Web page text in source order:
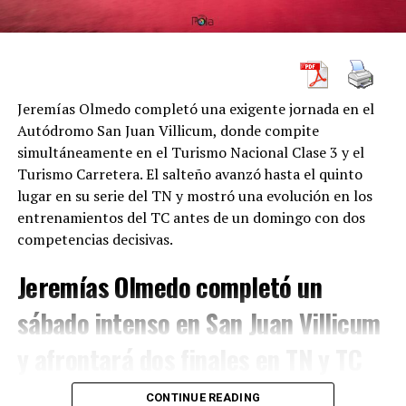
su ventaja.
El Corsi Sport se mantiene
como escolta
En elCampeonato de Equipos, el segundo lugar quedó
en manos delCorsi Sport, que suma62 puntos. La
estructura de Christian Corsi tuvo una fecha positiva en
Concordia gracias alsegundo puesto de Gabriel
Ponce de Leóncon elToyota Corolla Cross #32y al
séptimo lugar de Tomás Fernández
El rendimiento del Corsi Sport es uno de los puntos
destacados de la temporada. Con Ponce de León aporta
equilibrio le permitió consolidarse como la principal
Jeremías Olmedo completó una exigente jornada en el
Autódromo San Juan Villicum, donde compite
simultáneamente en el Turismo Nacional Clase 3 y el
Turismo Carretera. El salteño avanzó hasta el quinto
lugar en su serie del TN y mostró una evolución en los
entrenamientos del TC antes de un domingo con dos
competencias decisivas.
Jeremías Olmedo completó un
sábado intenso en San Juan Villicum
Jeremías Olmedo atravesó un sábado de máxima
CONTINUE READING